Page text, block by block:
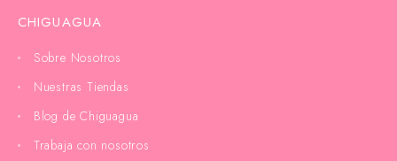
CHIGUAGUA
Sobre Nosotros
Nuestras Tiendas
Blog de Chiguagua
Trabaja con nosotros